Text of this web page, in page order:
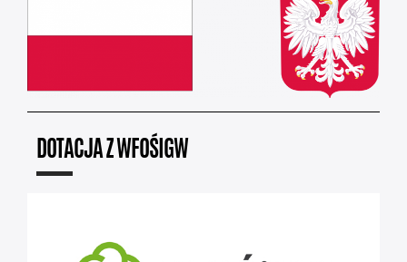
DOTACJA Z WFOŚIGW